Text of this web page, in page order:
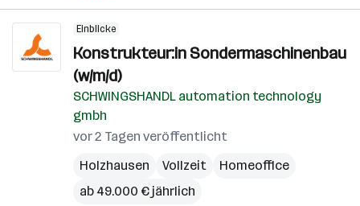
Einblicke
Konstrukteur:in Sondermaschinenbau
(w/m/d)
SCHWINGSHANDL automation technology
gmbh
vor 2 Tagen veröffentlicht
Holzhausen
Vollzeit
Homeoffice
ab 49.000 € jährlich